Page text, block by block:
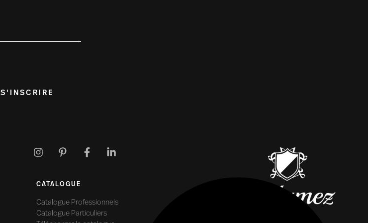
S'INSCRIRE
CATALOGUE
Catalogue Professionnels
Catalogue Particuliers